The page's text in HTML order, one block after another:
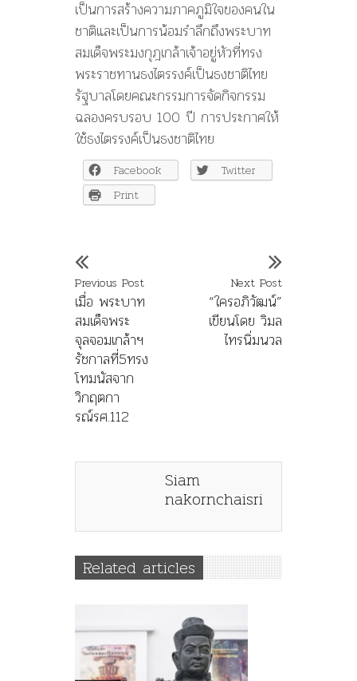
เป็นการสร้างความภาคภูมิใจของคนใน
ชาติและเป็นการน้อมรำลึกถึงพระบาท
สมเด็จพระมงกุฎเกล้าเจ้าอยู่หัวที่ทรง
พระราชทานธงไตรรงค์เป็นธงชาติไทย
รัฐบาลโดยคณะกรรมการจัดกิจกรรม
ฉลองครบรอบ 100 ปี การประกาศให้
ใช้ธงไตรรงค์เป็นธงชาติไทย
Facebook
Twitter
Print
Previous Post
เมื่อ พระบาท
สมเด็จพระ
จุลจอมเกล้าฯ
รัชกาลที่5ทรง
โทมนัสจาก
วิกฤตกา
รณ์รศ.112
Next Post
“ใครอภิวัฒน์”
เขียนโดย วิมล
ไทรนิ่มนวล
Siam
nakornchaisri
Related articles